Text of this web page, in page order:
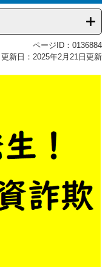
ページID：0136884
更新日：2025年2月21日更新